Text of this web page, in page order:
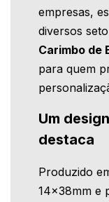
empresas,
diversos
Carimbo de
para quem
Um
destaca
Produzido
14x38mm e